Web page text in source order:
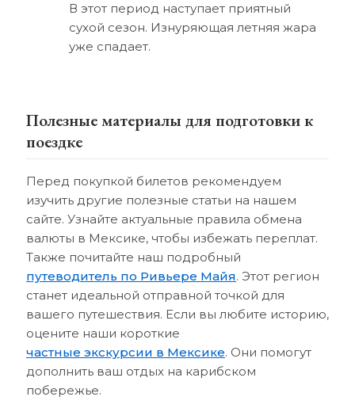
В этот период наступает приятный
сухой сезон. Изнуряющая летняя жара
уже спадает.
Полезные материалы для подготовки к
поездке
Перед покупкой билетов рекомендуем
изучить другие полезные статьи на нашем
сайте. Узнайте актуальные правила обмена
валюты в Мексике, чтобы избежать переплат.
Также почитайте наш подробный
путеводитель по Ривьере Майя. Этот регион
станет идеальной отправной точкой для
вашего путешествия. Если вы любите историю,
оцените наши короткие
частные экскурсии в Мексике. Они помогут
дополнить ваш отдых на карибском
побережье.